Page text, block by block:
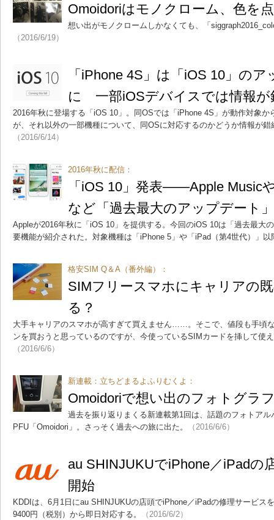
Omoidoriはモノクローム、色を
想い出がモノクロームしかなくても、「
（2016/6/19）
「iPhone 4S」は「iOS 10」の
に 一部iOSデバイスでは情報が
2016年秋に登場する「iOS 10」。同OSでは「iPhone 4S」が動作対象
が、それ以外の一部機種について、同OSに対応するのかどうか情報が
（2016/6/14）
2016年秋に配信：
「iOS 10」発表――Apple Music
など「過去最大のアップデート」
Appleが2016年秋に「iOS 10」を提供する。今回のiOS 10は「過去最大
要機能が紹介された。対象機種は「iPhone 5」や「iPad（第4世代）」以
格安SIM Q＆A（番外編）：
SIMフリースマホにキャリアの
る？
大手キャリアのスマホが高すぎて買えません……。そこで、値段も手頃
ンを買おうと思っているのですが、今使っているSIMカードを挿して使
（2016/6/6）
新連載：立ちどまるよふりむくよ：
Omoidoriで想い出のフォトグラ
過去を振り返りまくる新連載第1回は、話題のフォトアル
PFU「Omoidori」。さっそく過去への旅に出た。
（2016/6/6）
au SHINJUKUでiPhone／iPadの
開始
KDDIは、6月1日にau SHINJUKUの店頭でiPhone／iPadの修理サービス
9400円（税別）から即日対応する。
（2016/6/2）